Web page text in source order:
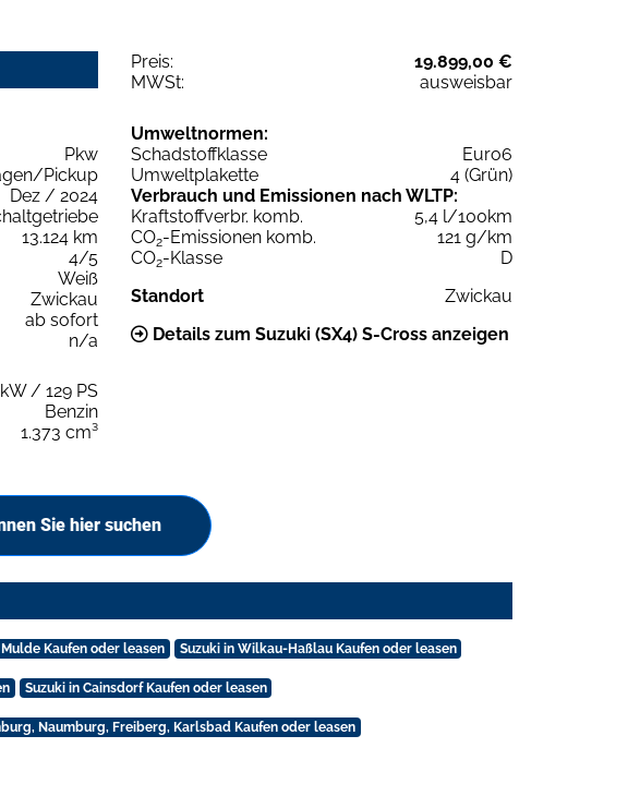
Preis:
19.899,00 €
MWSt:
ausweisbar
Pkw
Pickup
Dez / 2024
13.124 km
4/5
Weiß
Zwickau
ab sofort
n/a
/ 129 PS
Benzin
1.373 cm³
Umweltnormen:
Schadstoffklasse
Euro6
Umweltplakette
4 (Grün)
Verbrauch und Emissionen nach WLTP:
Kraftstoffverbr. komb.
5,4 l/100km
CO2-Emissionen komb.
121 g/km
CO2-Klasse
D
Standort
Zwickau
Details zum Suzuki (SX4) S-Cross anzeigen
Sie hier suchen
Kaufen oder leasen Suzuki in Wilkau-Haßlau Kaufen oder leasen
Suzuki in Cainsdorf Kaufen oder leasen
Naumburg, Freiberg, Karlsbad Kaufen oder leasen